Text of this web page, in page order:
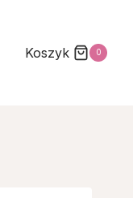
Koszyk 0